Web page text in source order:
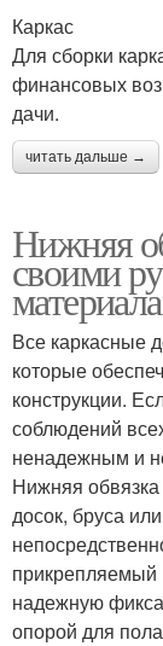
Каркас
Для сборки
финансовых
дачи.
читать дальше →
Нижняя
своими
Все каркасные
которые
конструкции.
соблюдений
ненадежным и
Нижняя
досок, бруса
прикрепляемый
надежную
опорой для